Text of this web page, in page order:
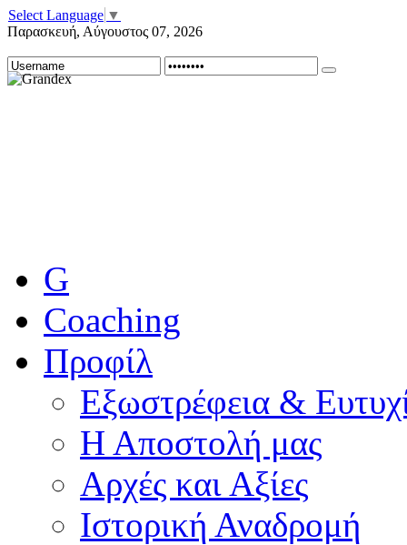
Select Language ▼
Παρασκευή, Αύγουστος 07, 2026
G
Coaching
Προφίλ
Εξωστρέφεια &
Η Αποστολή μας
Αρχές και Αξίες
Ιστορική Αναδρομή